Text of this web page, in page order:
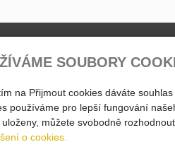
Kontakty
Mobil 1 739 570 091
Mobil 2 739 643 240
SOUBORY
na Přijmout cookies dáváte
používáme pro lepší fungování
uloženy, můžete svobodně
o cookies.